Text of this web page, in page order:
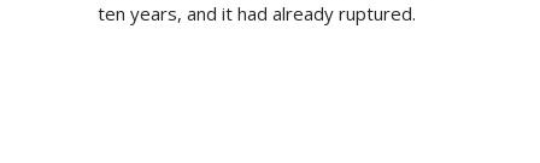
ten years, and it had already ruptured.